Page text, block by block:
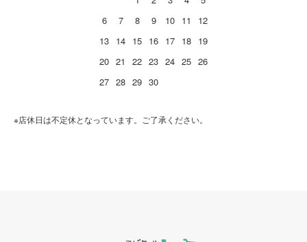
6
7 8 9 10 11
12
13 14 15 16 17 18 19
20 21 22 23 24 25 26
27 28 29 30
※店休日は不定休となっています。ご了承ください。